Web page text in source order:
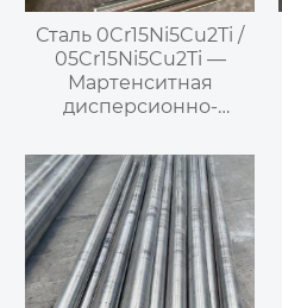
Сталь 0Cr15Ni5Cu2Ti /
05Cr15Ni5Cu2Ti —
Мартенситная
дисперсионно-
нержавеющая сталь